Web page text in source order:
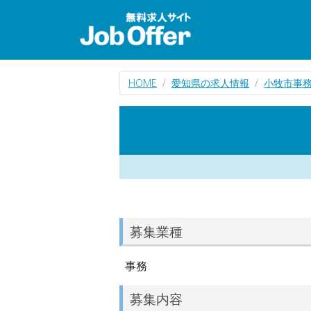
HOME 愛知県の求人情報 小牧市事
募集業種
事務
募集内容